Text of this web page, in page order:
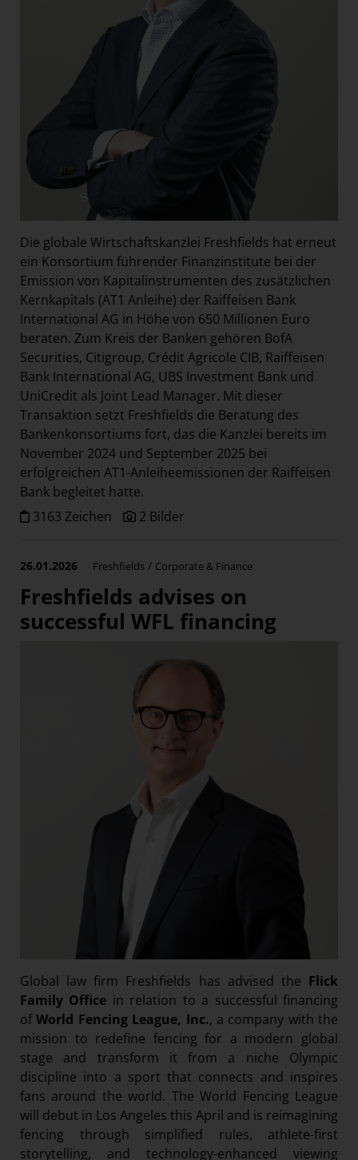
Die globale Wirtschaftskanzlei Freshfields hat erneut
ein Konsortium führender Finanzinstitute bei der
Emission von Kapitalinstrumenten des zusätzlichen
Kernkapitals (AT1 Anleihe) der Raiffeisen Bank
International AG in Höhe von 650 Millionen Euro
beraten. Zum Kreis der Banken gehören BofA
Securities, Citigroup, Crédit Agricole CIB, Raiffeisen
Bank International AG, UBS Investment Bank und
UniCredit als Joint Lead Manager. Mit dieser
Transaktion setzt Freshfields die Beratung des
Bankenkonsortiums fort, das die Kanzlei bereits im
November 2024 und September 2025 bei
erfolgreichen AT1-Anleiheemissionen der Raiffeisen
Bank begleitet hatte.
3163 Zeichen
2 Bilder
26.01.2026 Freshfields / Corporate & Finance
Freshfields advises on
successful WFL financing
Global law firm Freshfields has advised the Flick
Family Office in relation to a successful financing
ofWorld Fencing League, Inc., a company with the
mission to redefine fencing for a modern global
stage and transform it from a niche Olympic
discipline into a sport that connects and inspires
fans around the world. The World Fencing League
will debut in Los Angeles this April and is reimagining
fencing through simplified rules, athlete-first
storytelling, and technology-enhanced viewing